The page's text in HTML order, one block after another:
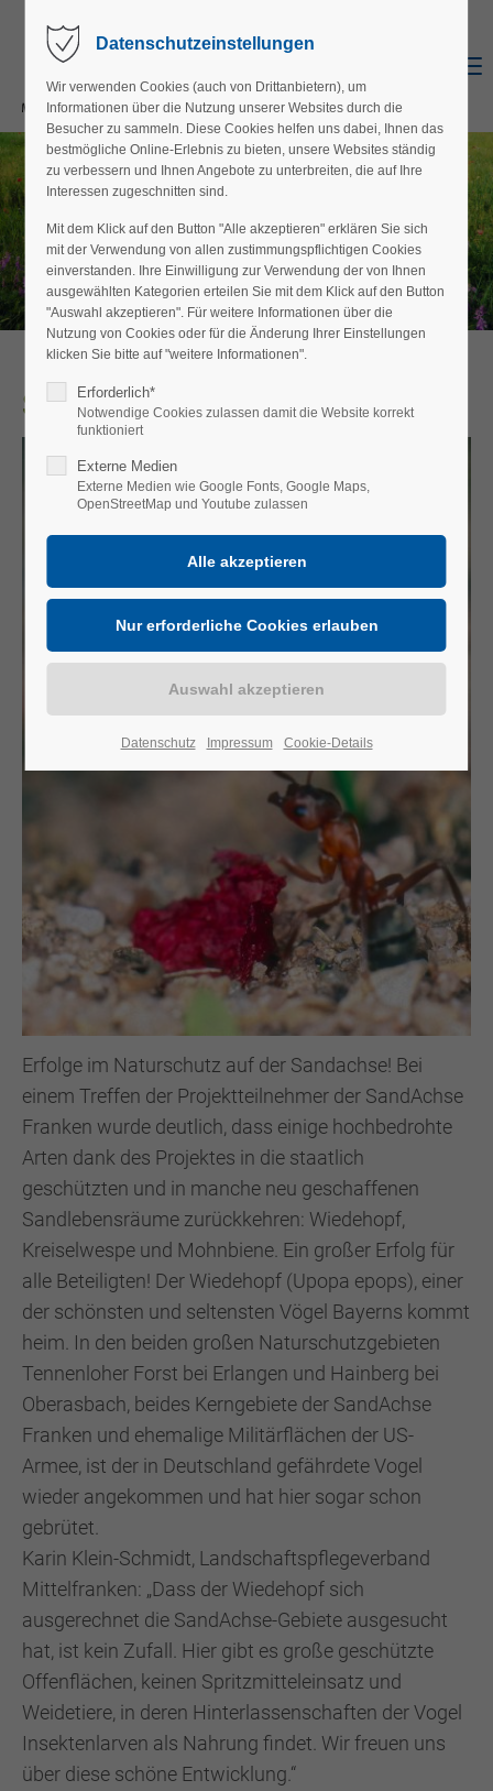
Seltene Arten kommen zurück
Erfolge im Naturschutz auf der Sandachse! Bei
einem Treffen der Projektteilnehmer der SandAchse
Franken wurde deutlich, dass einige hochbedrohte
Arten dank des Projektes in die staatlich
geschützten und in manche neu geschaffenen
Sandlebensräume zurückkehren: Wiedehopf,
Kreiselwespe und Mohnbiene. Ein großer Erfolg für
alle Beteiligten! Der Wiedehopf (Upopa epops), einer
der schönsten und seltensten Vögel Bayerns kommt
heim. In den beiden großen Naturschutzgebieten
Tennenloher Forst bei Erlangen und Hainberg bei
Oberasbach, beides Kerngebiete der SandAchse
Franken und ehemalige Militärflächen der US-
Armee, ist der in Deutschland gefährdete Vogel
wieder angekommen und hat hier sogar schon
gebrütet.
Karin Klein-Schmidt, Landschaftspflegeverband
Mittelfranken: „Dass der Wiedehopf sich
ausgerechnet die SandAchse-Gebiete ausgesucht
hat, ist kein Zufall. Hier gibt es große geschützte
Offenflächen, keinen Spritzmitteleinsatz und
Weidetiere, in deren Hinterlassenschaften der Vogel
Insektenlarven als Nahrung findet. Wir freuen uns
über diese schöne Entwicklung.“
Datenschutzeinstellungen
Wir verwenden Cookies (auch von Drittanbietern), um
Informationen über die Nutzung unserer Websites durch die
Besucher zu sammeln. Diese Cookies helfen uns dabei, Ihnen das
bestmögliche Online-Erlebnis zu bieten, unsere Websites ständig
zu verbessern und Ihnen Angebote zu unterbreiten, die auf Ihre
Interessen zugeschnitten sind.
Mit dem Klick auf den Button "Alle akzeptieren" erklären Sie sich
mit der Verwendung von allen zustimmungspflichtigen Cookies
einverstanden. Ihre Einwilligung zur Verwendung der von Ihnen
ausgewählten Kategorien erteilen Sie mit dem Klick auf den Button
"Auswahl akzeptieren". Für weitere Informationen über die
Nutzung von Cookies oder für die Änderung Ihrer Einstellungen
klicken Sie bitte auf "weitere Informationen".
Erforderlich*
Notwendige Cookies zulassen damit die Website korrekt
funktioniert
Externe Medien
Externe Medien wie Google Fonts, Google Maps,
OpenStreetMap und Youtube zulassen
Datenschutz Impressum Cookie-Details